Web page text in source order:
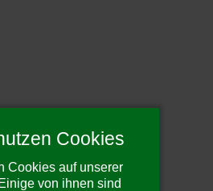
Cookies
Cookies auf unserer
von ihnen sind